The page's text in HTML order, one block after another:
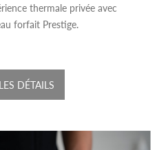
thermale privée avec
forfait Prestige.
DÉTAILS